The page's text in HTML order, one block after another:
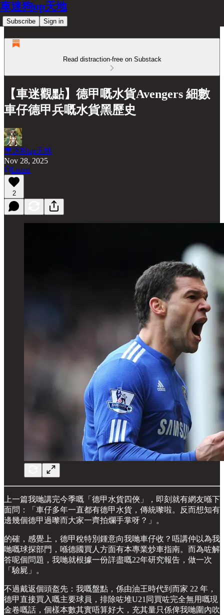
車迷狗up天地
Subscribe Sign in
Read distraction-free on Substack
【車迷觀點】德甲嘅水貨Avengers 細數
車仔德甲兵嘅水貨黑歷史
車迷狗up天地
Nov 28, 2025
Listen
2
上一篇我哋講完今季嘅「德甲水貨四俠」，即刻就有網友喺下
面問：「車仔多年一直都有德甲水貨，傳統嚟啦。反而想知有
邊幾個德甲過嚟而大家一齊拍爛手掌呀？」。
的確，感覺上，德甲稅特別鍾意向我哋車仔收？唔講仲以為我
哋嘅球探部門，喺德國買人方面有本專業炒車指南。而為咗解
答呢個問題，我哋就根據一份詳盡嘅22年研究報告，做一次
「驗屍」。
不過戴返個頭盔先：我嘅盤點，係由油王時代到而家 22 年，
德甲直接買入嘅主要球員，排除咗堆U21同買咗完全無用嘅現
金卷嘅話，個樣本數其實唔算好大，充其量只係俾我哋圍內吹